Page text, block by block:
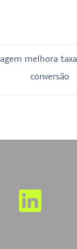
melhora
conversão